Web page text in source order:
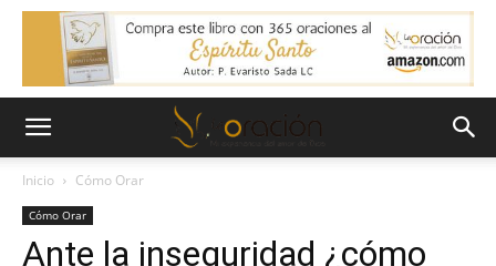
Inicio Cómo Orar
Cómo Orar
Ante la inseguridad ¿cómo